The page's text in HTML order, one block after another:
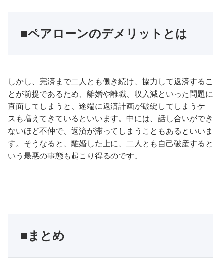
■ペアローンのデメリットとは
しかし、完済まで二人とも働き続け、協力して返済するこ
とが前提であるため、離婚や離職、収入減といった問題に
直面してしまうと、途端に返済計画が破綻してしまうケー
スも増えてきているといいます。中には、話し合いができ
ないほど不仲で、返済が滞ってしまうこともあるといいま
す。そうなると、離婚した上に、二人とも自己破産すると
いう最悪の事態も起こり得るのです。
■まとめ